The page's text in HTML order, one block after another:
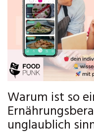
Warum ist so
unglaublich